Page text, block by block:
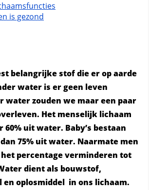
is gezond
belangrijke stof die er op aarde
water is er geen leven
water zouden we maar een paar
Het menselijk lichaam
60% uit water. Baby’s bestaan
75% uit water. Naarmate men
percentage verminderen tot
dient als bouwstof,
oplosmiddel in ons lichaam.